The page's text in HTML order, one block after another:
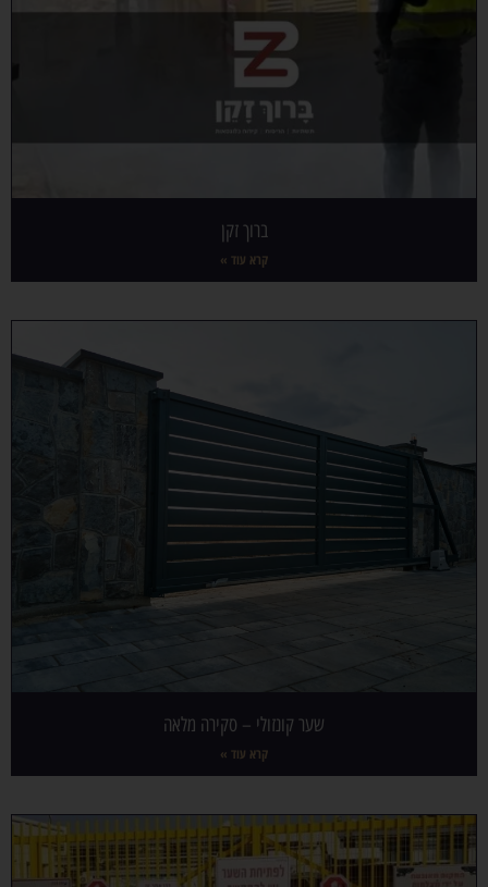
ברוך זקן
קרא עוד »
שער קונזולי – סקירה מלאה
קרא עוד »